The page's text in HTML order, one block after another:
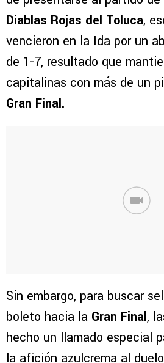
Diablas Rojas del Toluca,
vencieron en la Ida por un
de 1-7, resultado que
capitalinas con más de un
Gran Final.
Sin embargo, para buscar
boleto hacia la Gran Final,
hecho un llamado especial
la afición azulcrema al